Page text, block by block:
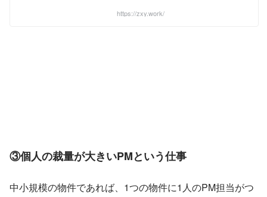
るようになってきています。 それぞれが
https://zxy.work/
③個人の裁量が大きいPMという仕事
中小規模の物件であれば、1つの物件に1人のPM担当がつ